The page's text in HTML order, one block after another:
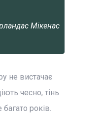
Мікенас
не вистачає
чесно, тінь
років.